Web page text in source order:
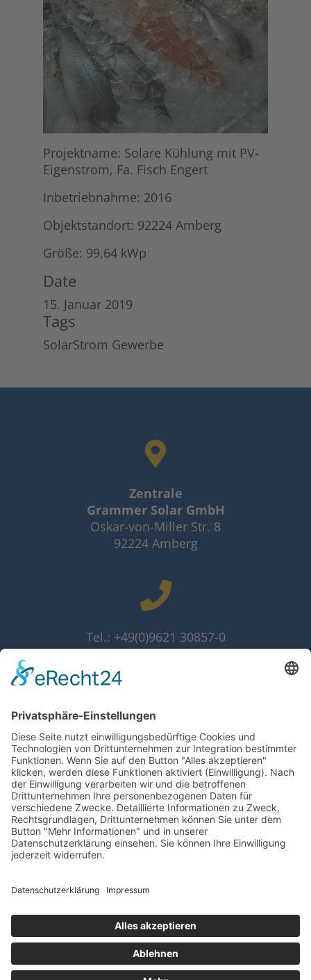
Projektname: Solare Kühlung mit PV-
Eigenstrom, Fa. Fisch Engert
Inbetriebnahme: 2016
Objektstandort: 92224 Amberg
Größe: 99,64 kWp
Date
15. Januar 2019
Tags
SolarStrom Gewerbe
Zentrale
Grammer Solar GmbH
Oskar-von-Miller Str. 8
92224 Amberg
Tel.: +49(0)9621 30857-0
Fax: +49(0)9621 30857-10
info@grammer-solar.de
www.grammer-solar.com
Datenschutzerklärung
AGB
© 2026 Grammer Solar. All Rights Reserved.